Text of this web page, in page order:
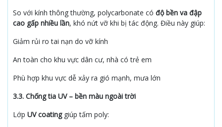
So với kính thông thường, polycarbonate có độ bền va đập
cao gấp nhiều lần, khó nứt vỡ khi bị tác động. Điều này giúp:
Giảm rủi ro tai nạn do vỡ kính
An toàn cho khu vực dân cư, nhà có trẻ em
Phù hợp khu vực dễ xảy ra gió mạnh, mưa lớn
3.3. Chống tia UV – bền màu ngoài trời
Lớp UV coatinggiúp tấm poly: